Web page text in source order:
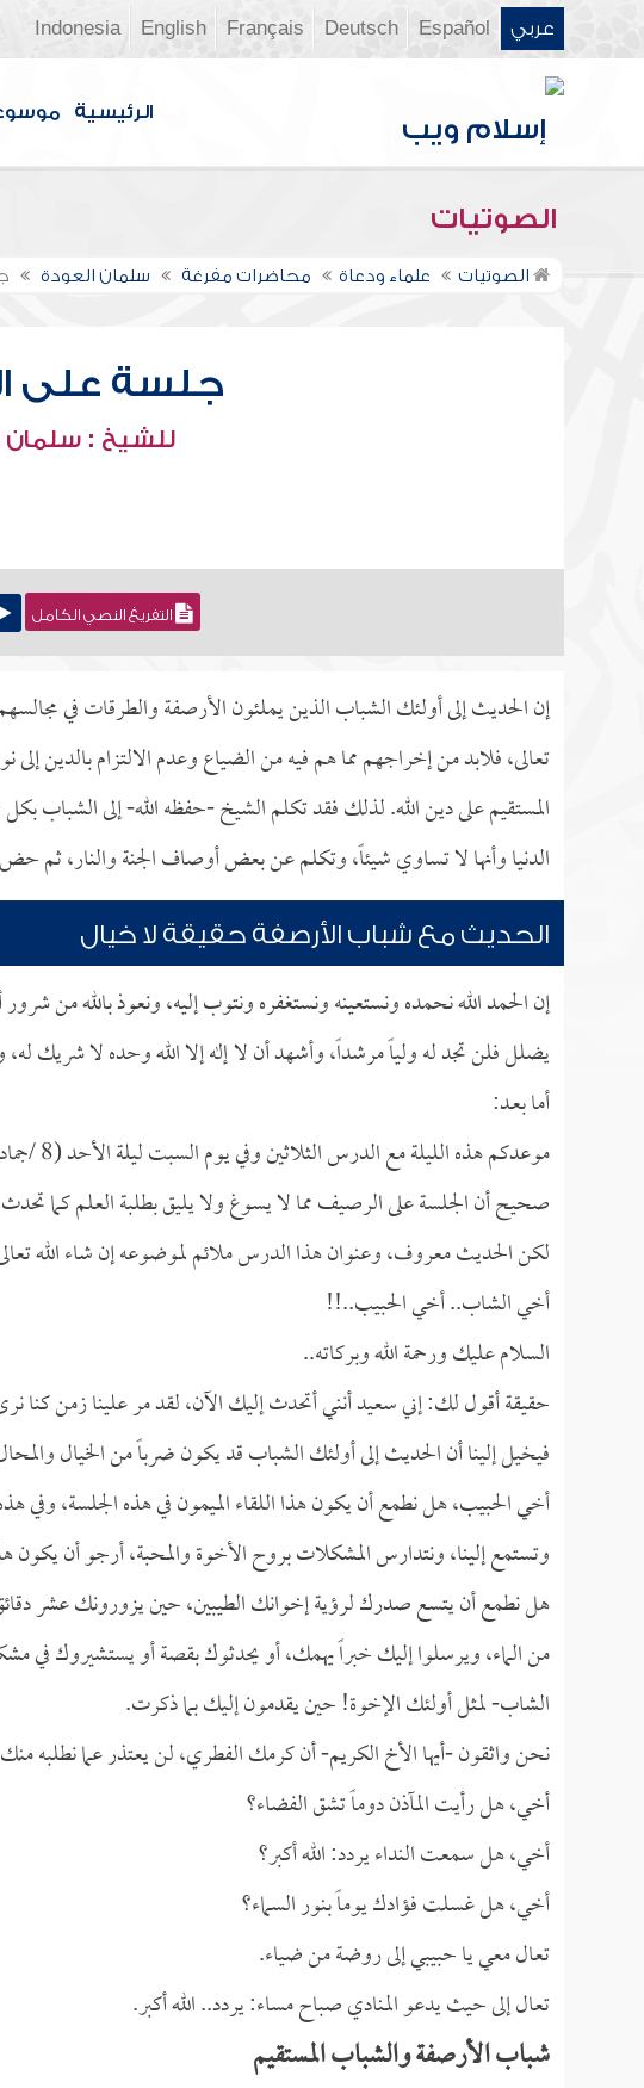
عربي Español
Deutsch
Français
English
Indonesia
الرئيسية
الصوتيات
الصوتيات علماء ودعاة محاضرات مفرغة سلمان العودة
جلسة على
للشيخ : سلمان
التفريغ النصي الكامل
إن الحديث إلى أولئك الشباب الذين يملئون الأرصفة والطرقات في
تعالى، فلابد من إخراجهم مما هم فيه من الضياع وعدم الالتزام بالدين إلى
المستقيم على دين الله. لذلك فقد تكلم الشيخ -حفظه الله- إلى
الدنيا وأنها لا تساوي شيئاً، وتكلم عن بعض أوصاف الجنة والنار، ثم حض
الحديث مع شباب الأرصفة حقيقة لا خيال
إن الحمد الله نحمده ونستعينه ونستغفره ونتوب إليه، ونعوذ بالله من
يضلل فلن تجد له ولياً مرشداً، وأشهد أن لا إله إلا الله وحده لا شريك
أما بعـد:
موعدكم هذه الليلة مع الدرس الثلاثين وفي يوم السبت ليلة الأحد (8 /جمادى الأول/ 1411هـ) وعنوانه: (جلسة على الرصيف).
صحيح أن الجلسة على الرصيف مما لا يسوغ ولا يليق بطلبة العلم كما
لكن الحديث معروف، وعنوان هذا الدرس ملائم لموضوعه إن شاء الله
أخي الشاب.. أخي الحبيب..!!
السلام عليك ورحمة الله وبركاته..
حقيقة أقول لك: إني سعيد أنني أتحدث إليك الآن، لقد مر علينا زمن كنا
فيخيل إلينا أن الحديث إلى أولئك الشباب قد يكون ضرباً من الخيال
أخي الحبيب، هل نطمع أن يكون هذا اللقاء الميمون في هذه الجلسة، وفي
وتستمع إلينا، ونتدارس المشكلات بروح الأخوة والمحبة، أرجو أن يكون
هل نطمع أن يتسع صدرك لرؤية إخوانك الطيبين، حين يزورونك عشر
من الماء، ويرسلوا إليك خبراً يهمك، أو يحدثوك بقصة أو يستشيروك في
الشاب- لمثل أولئك الإخوة! حين يقدمون إليك بما ذكرت.
نحن واثقون -أيها الأخ الكريم- أن كرمك الفطري، لن يعتذر عما نطلبه
أخي، هل رأيت المآذن دوماً تشق الفضاء؟
أخي، هل سمعت النداء يردد: الله أكبر؟
أخي، هل غسلت فؤادك يوماً بنور السماء؟
تعال معي يا حبيبي إلى روضة من ضياء.
تعال إلى حيث يدعو المنادي صباح مساء: يردد.. الله أكبر.
شباب الأرصفة والشباب المستقيم